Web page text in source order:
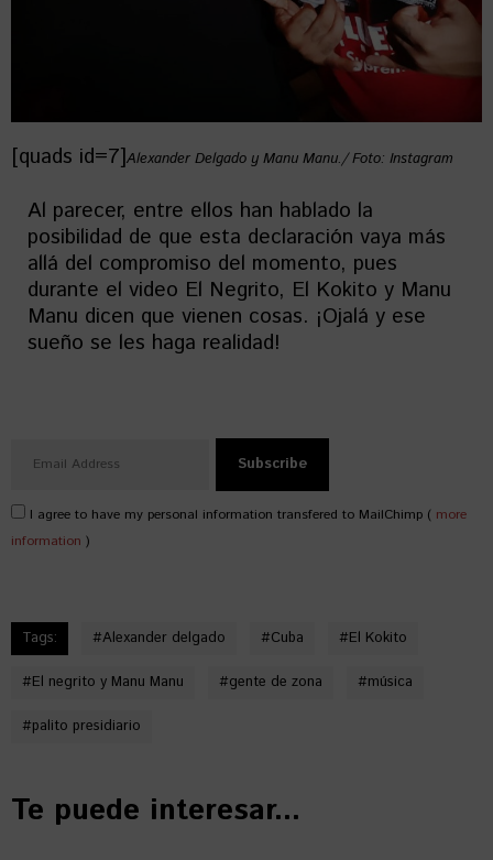
[quads id=7]Alexander Delgado y Manu Manu./ Foto: Instagram
Al parecer, entre ellos han hablado la
posibilidad de que esta declaración vaya más
allá del compromiso del momento, pues
durante el video El Negrito, El Kokito y Manu
Manu dicen que vienen cosas. ¡Ojalá y ese
sueño se les haga realidad!
I agree to have my personal information transfered to MailChimp ( more
information )
Tags: #Alexander delgado #Cuba #El Kokito
#El negrito y Manu Manu #gente de zona #música
#palito presidiario
Te puede interesar...